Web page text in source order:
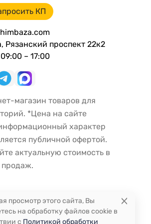
КП
Рязанский проспект 22к2
– 17:00
магазин товаров для
*Цена на сайте
характер
публичной офертой.
актуальную стоимость в
продаж.
просмотр этого сайта, Вы
на обработку файлов cookie в
с Политикой обработки